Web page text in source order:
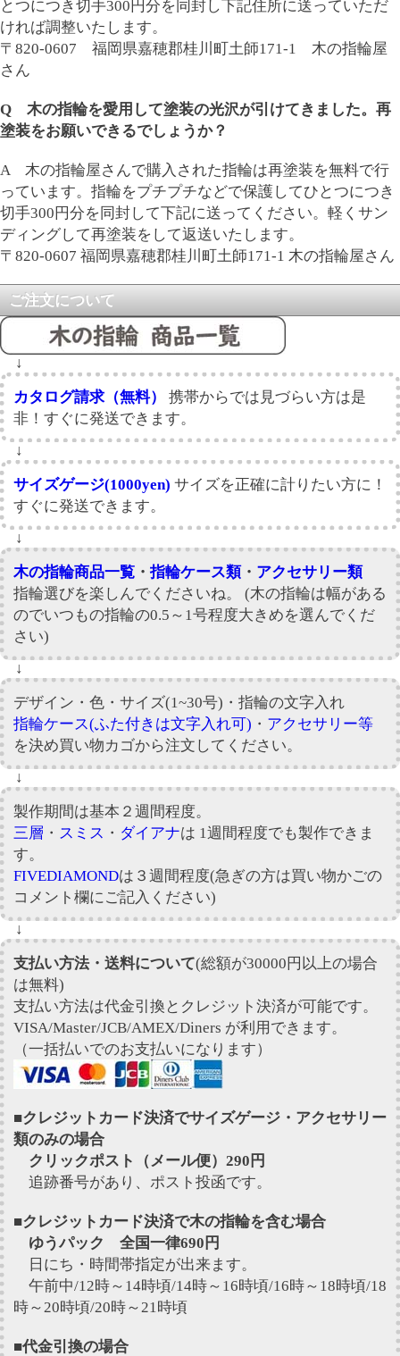
とつにつき切手300円分を同封し下記住所に送っていただ
ければ調整いたします。
〒820-0607 福岡県嘉穂郡桂川町土師171-1 木の指輪屋
さん
Q 木の指輪を愛用して塗装の光沢が引けてきました。再
塗装をお願いできるでしょうか？
A 木の指輪屋さんで購入された指輪は再塗装を無料で行
っています。指輪をプチプチなどで保護してひとつにつき
切手300円分を同封して下記に送ってください。軽くサン
ディングして再塗装をして返送いたします。
〒820-0607 福岡県嘉穂郡桂川町土師171-1 木の指輪屋さん
ご注文について
↓
カタログ請求（無料）
携帯からでは見づらい方は是
非！すぐに発送できます。
↓
サイズゲージ(1000yen) サイズを正確に計りたい方に！
すぐに発送できます。
↓
木の指輪商品一覧 ・ 指輪ケース類・ アクセサリー類
指輪選びを楽しんでくださいね。 (木の指輪は幅がある
のでいつもの指輪の0.5～1号程度大きめを選んでくだ
さい)
↓
デザイン・色・サイズ(1~30号)・指輪の文字入れ
指輪ケース(ふた付きは文字入れ可) ・ アクセサリー等
を決め買い物カゴから注文してください。
↓
製作期間は基本２週間程度。
三層 ・ スミス ・ ダイアナは 1週間程度でも製作できま
す。
FIVEDIAMONDは３週間程度(急ぎの方は買い物かごの
コメント欄にご記入ください)
↓
支払い方法・送料について(総額が30000円以上の場合
は無料)
支払い方法は代金引換とクレジット決済が可能です。
VISA/Master/JCB/AMEX/Diners が利用できます。
（一括払いでのお支払いになります）
■クレジットカード決済でサイズゲージ・アクセサリー
類のみの場合
クリックポスト（メール便）290円
追跡番号があり、ポスト投函です。
■クレジットカード決済で木の指輪を含む場合
ゆうパック 全国一律690円
日にち・時間帯指定が出来ます。
午前中/12時～14時頃/14時～16時頃/16時～18時頃/18
時～20時頃/20時～21時頃
■代金引換の場合